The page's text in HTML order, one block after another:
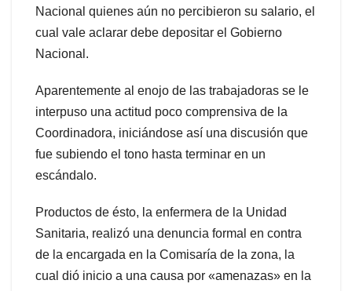
Nacional quienes aún no percibieron su salario, el
cual vale aclarar debe depositar el Gobierno
Nacional.
Aparentemente al enojo de las trabajadoras se le
interpuso una actitud poco comprensiva de la
Coordinadora, iniciándose así una discusión que
fue subiendo el tono hasta terminar en un
escándalo.
Productos de ésto, la enfermera de la Unidad
Sanitaria, realizó una denuncia formal en contra
de la encargada en la Comisaría de la zona, la
cual dió inicio a una causa por «amenazas» en la